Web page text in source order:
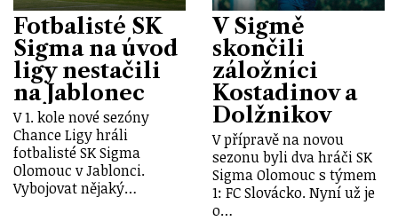
Fotbalisté SK
Sigma na úvod
ligy nestačili
na Jablonec
V 1. kole nové sezóny
Chance Ligy hráli
fotbalisté SK Sigma
Olomouc v Jablonci.
Vybojovat nějaký…
V Sigmě
skončili
záložníci
Kostadinov a
Dolžnikov
V přípravě na novou
sezonu byli dva hráči SK
Sigma Olomouc s týmem
1: FC Slovácko. Nyní už je
o…